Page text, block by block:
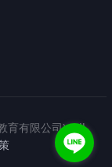
育有限公司). All